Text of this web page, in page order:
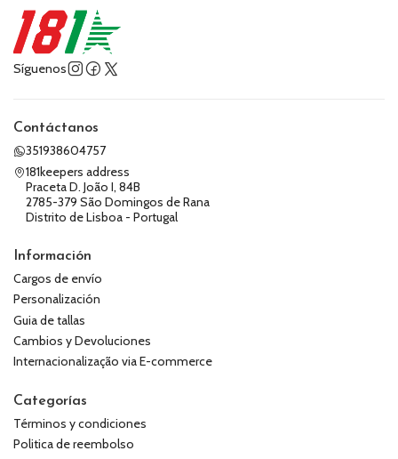
Síguenos
Contáctanos
351938604757
181keepers address
Praceta D. João I, 84B
2785-379 São Domingos de Rana
Distrito de Lisboa - Portugal
Información
Cargos de envío
Personalización
Guia de tallas
Cambios y Devoluciones
Internacionalização via E-commerce
Categorías
Términos y condiciones
Politica de reembolso